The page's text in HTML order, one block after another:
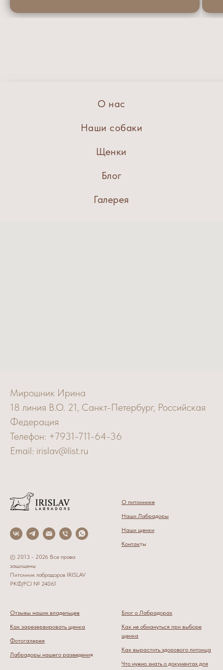
О нас
Наши собаки
Щенки
Блог
Галерея
Мирошник Ирина
18 линия В.О. 21, Санкт-Петербург, Российская
Федерация
Телефон: +7931-711-64-36
Email: irislav@list.ru
© 2013 - 2026 Все права
защищены
Питомник лабрадоров IRISLAV
РКФ/FCI № 24061
О питомнике
Наши Лабрадоры
Наши щенки
Контакты
Отзывы наших владельцев
Как зарезервировать щенка
Фотогалерея
Лабрадоры нашего разведения
Блог о Лабрадорах
Как не обмануться при выборе
щенка
Как вырастить здорового питомца
Что нужно знать о документах для